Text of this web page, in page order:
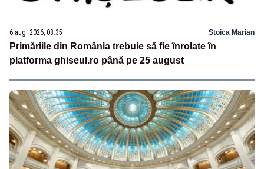
6 aug. 2026, 08:35 Stoica Marian
Primăriile din România trebuie să fie înrolate în
platforma ghiseul.ro până pe 25 august